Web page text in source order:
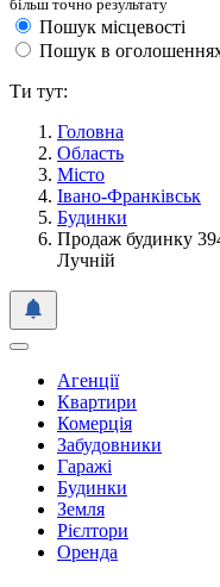
більш точно результату
Пошук місцевості
Пошук в
Ти тут:
Головна
Область
Місто
Івано-Франківськ
Будинки
Продаж будинку
Лучній
Агенції
Квартири
Комерція
Забудовники
Гаражі
Будинки
Земля
Рієлтори
Оренда